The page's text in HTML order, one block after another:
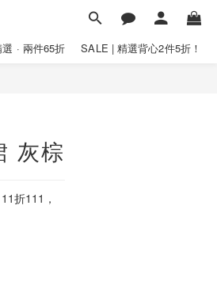
· 兩件65折 SALE | 精選背心2件5折！
灰棕
折111，